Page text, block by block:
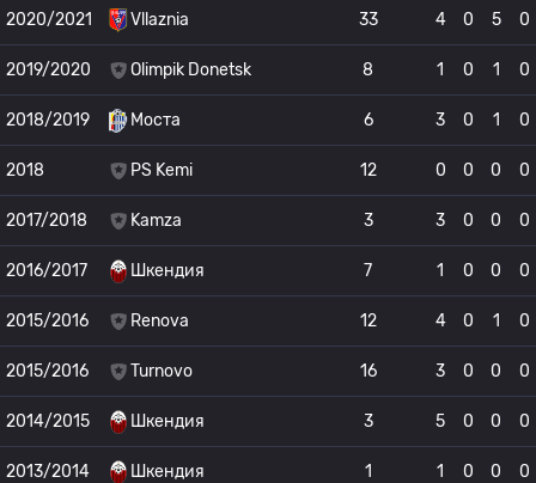
2020/2021 Vllaznia 33 4 0 5 0
2019/2020 Olimpik Donetsk 8 1 0 1 0
2018/2019 Моста 6 3 0 1 0
2018 PS Kemi 12 0 0 0 0
2017/2018 Kamza 3 3 0 0 0
2016/2017 Шкендия 7 1 0 0 0
2015/2016 Renova 12 4 0 1 0
2015/2016 Turnovo 16 3 0 0 0
2014/2015 Шкендия 3 5 0 0 0
2013/2014 Шкендия 1 1 0 0 0